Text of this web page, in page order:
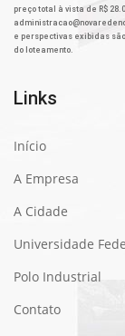
preço total à vista de R$
e perspectivas exibidas
do loteamento.
Links
Início
A Empresa
A Cidade
Universidade
Polo Industrial
Contato